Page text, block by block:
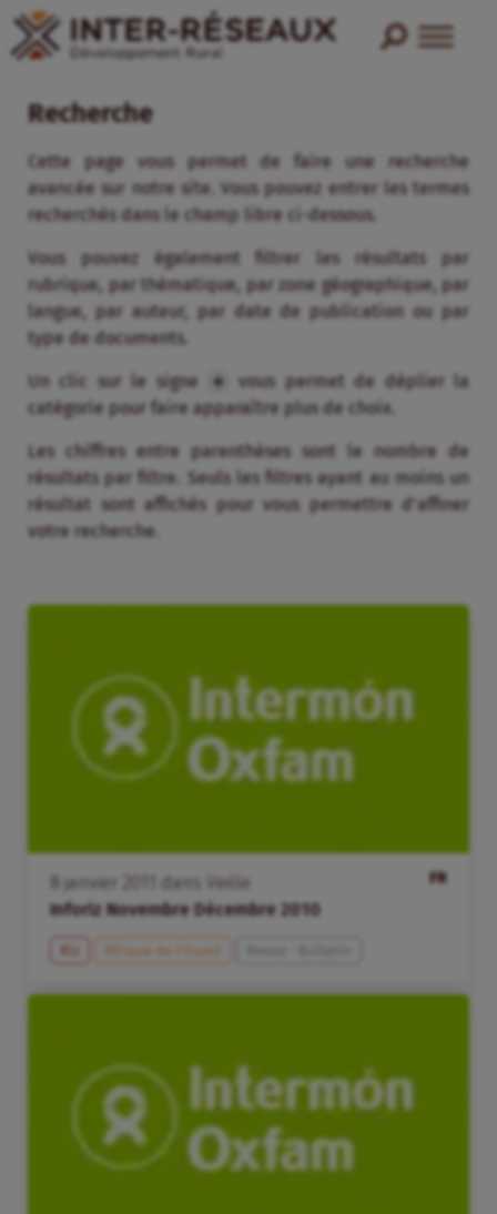
Recherche
Cette page vous permet de faire une recherche
avancée sur notre site. Vous pouvez entrer les termes
recherchés dans le champ libre ci-dessous.
Vous pouvez également filtrer les résultats par
rubrique, par thématique, par zone géographique, par
langue, par auteur, par date de publication ou par
type de documents.
Un clic sur le signe
vous permet de déplier la
catégorie pour faire apparaître plus de choix.
Les chiffres entre parenthèses sont le nombre de
résultats par filtre. Seuls les filtres ayant au moins un
résultat sont affichés pour vous permettre d’affiner
votre recherche.
FR
janvier dans
Veille
Inforiz Novembre Décembre 2010
Afrique de l’Ouest